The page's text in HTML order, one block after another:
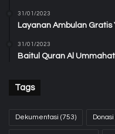
31/01/2023
Layanan Ambulan
31/01/2023
Baitul Quran Al
Tags
Dekumentasi (753) Donasi